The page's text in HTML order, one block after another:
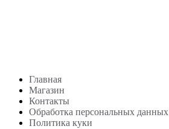
Главная
Магазин
Контакты
Обработка персональных данных
Политика куки